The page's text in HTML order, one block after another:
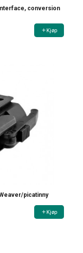
conversion
Kjøp
picatinny
Kjøp